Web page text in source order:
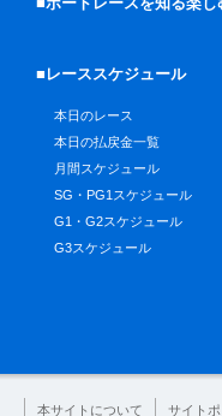
■レーススケジュール
本日のレース
本日の払戻金一覧
月間スケジュール
SG・PG1スケジュール
G1・G2スケジュール
G3スケジュール
本サイトについて サイト